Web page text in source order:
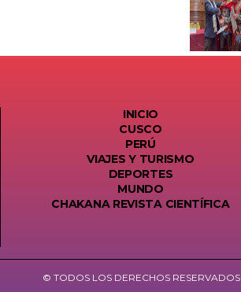
INICIO
CUSCO
PERÚ
VIAJES Y TURISMO
DEPORTES
MUNDO
CHAKANA REVISTA CIENTÍFICA
© TODOS LOS DERECHOS RESERVADOS